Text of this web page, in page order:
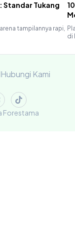
Standar Tukang
tampilannya rapi,
di
Hubungi Kami
Forestama